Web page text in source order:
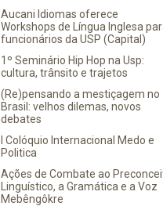
Aucani Idiomas oferece
Workshops de Língua Inglesa
funcionários da USP (Capital)
1º Seminário Hip Hop na Usp:
cultura, trânsito e trajetos
(Re)pensando a mestiçagem no
Brasil: velhos dilemas, novos
debates
I Colóquio Internacional Medo e
Politica
Ações de Combate ao
Linguístico, a Gramática e a Voz
Mebêngôkre